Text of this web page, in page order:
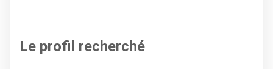
Le profil recherché